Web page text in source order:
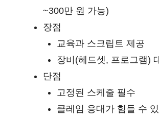
~300만 원 가능)
장점
교육과 스크립트 제공
장비(헤드셋, 프로그램)
단점
고정된 스케줄 필수
클레임 응대가 힘들 수